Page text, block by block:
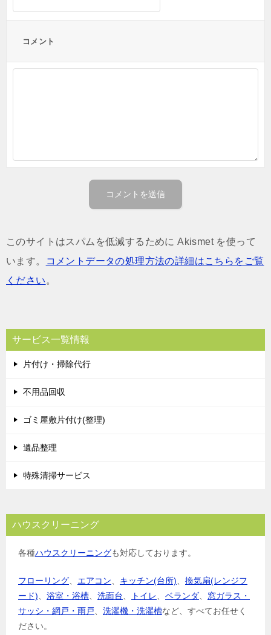
コメント
このサイトはスパムを低減するために Akismet を使って
います。
コメントデータの処理方法の詳細はこちらをご覧
ください 。
サービス一覧情報
片付け・掃除代行
不用品回収
ゴミ屋敷片付け(整理)
遺品整理
特殊清掃サービス
ハウスクリーニング
各種ハウスクリーニングも対応しております。
フローリング エアコン キッチン(台所)
換気扇(レンジフ
ード)
浴室・浴槽 洗面台 トイレ ベランダ
窓ガラス・
サッシ・網戸・雨戸
洗濯機・洗濯槽など、すべてお任せく
ださい。